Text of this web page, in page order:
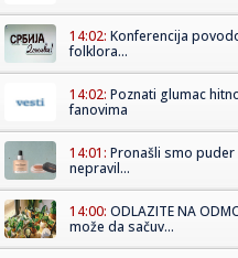
14:02: Konferencija
folklora...
14:02: Poznati glumac
fanovima
14:01: Pronašli smo
nepravil...
14:00: ODLAZITE NA
može da sačuv...